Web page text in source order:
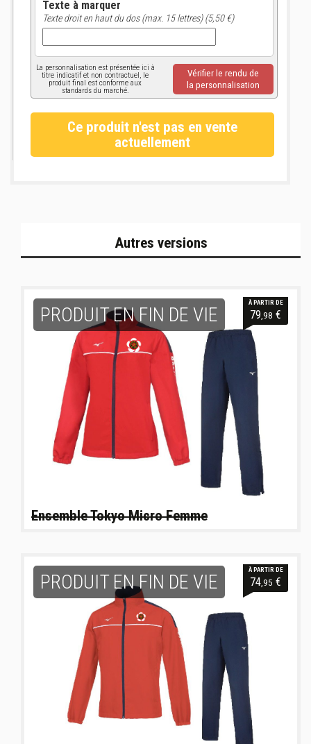
Texte à marquer
Texte droit en haut du dos (max. 15 lettres) (5,50 €)
La personnalisation est présentée ici à
titre indicatif et non contractuel, le
produit final est conforme aux
standards du marché.
Vérifier le rendu de
la personnalisation
Ce produit n'est pas en vente
actuellement
Autres versions
À PARTIR DE
79 ,98 €
PRODUIT EN FIN DE VIE
Ensemble Tokyo Micro Femme
À PARTIR DE
74,95 €
PRODUIT EN FIN DE VIE